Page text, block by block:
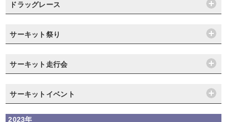
ドラッグレース
サーキット祭り
サーキット走行会
サーキットイベント
2023年